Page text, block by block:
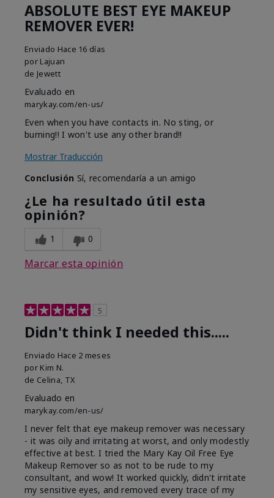
ABSOLUTE BEST EYE MAKEUP
REMOVER EVER!
Enviado Hace 16 días
por Lajuan
de Jewett
Evaluado en
marykay.com/en-us/
Even when you have contacts in. No sting, or
burning!! I won't use any other brand!!
Mostrar Traducción
Conclusión Sí, recomendaría a un amigo
¿Le ha resultado útil esta
opinión?
1 0
Marcar esta opinión
5
Didn't think I needed this.....
Enviado Hace 2 meses
por Kim N.
de Celina, TX
Evaluado en
marykay.com/en-us/
I never felt that eye makeup remover was necessary
- it was oily and irritating at worst, and only modestly
effective at best. I tried the Mary Kay Oil Free Eye
Makeup Remover so as not to be rude to my
consultant, and wow! It worked quickly, didn't irritate
my sensitive eyes, and removed every trace of my